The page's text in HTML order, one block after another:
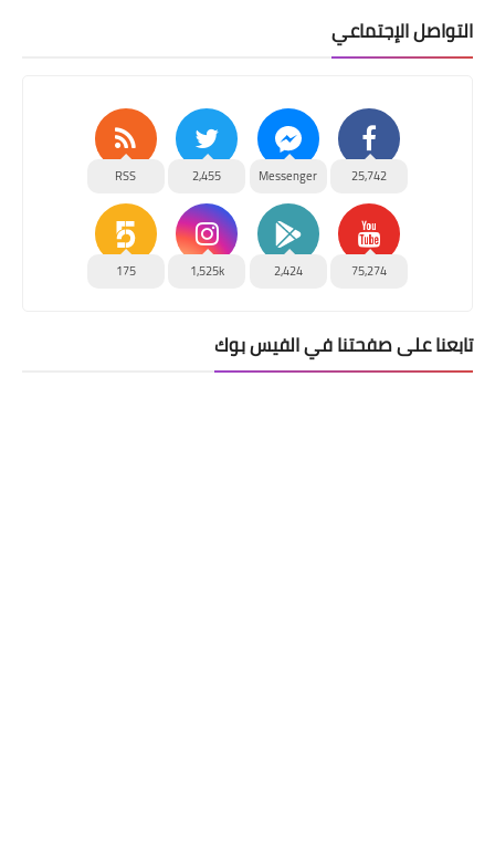
التواصل الإجتماعي
25,742
Messenger
2,455
RSS
75,274
2,424
1,525k
175
تابعنا على صفحتنا في الفيس بوك